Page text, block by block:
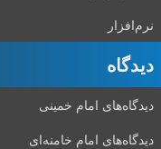
نرم‌افزار
دیدگاه‌
دیدگاه‌های امام خمینی
دیدگاه‌های امام خامنه‌ای